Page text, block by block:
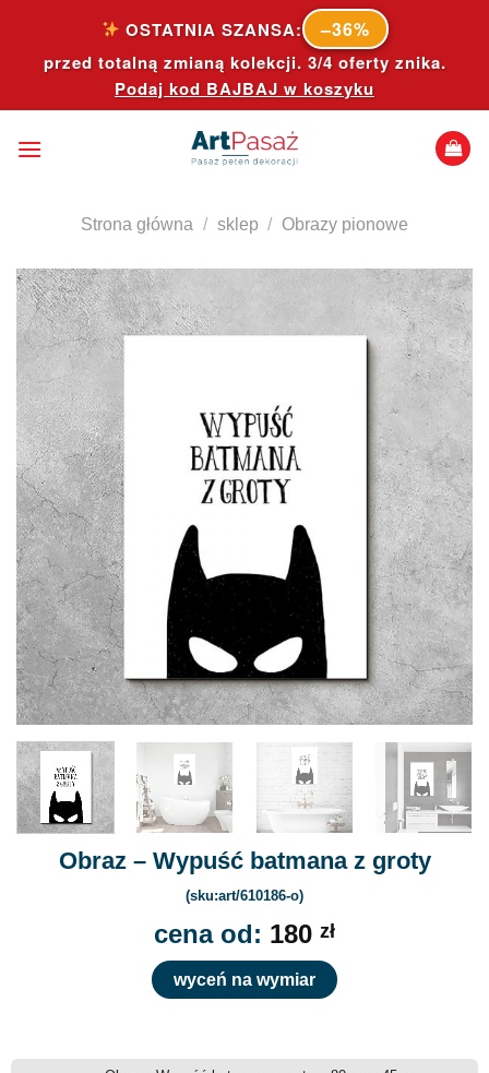
content
OSTATNIA SZANSA: –36%
przed totalną zmianą kolekcji. 3/4 oferty znika.
Podaj kod BAJBAJ w koszyku
Strona główna / sklep / Obrazy pionowe
Obraz – Wypuść batmana z groty
(sku:art/610186-o)
cena od: 180 zł
wyceń na wymiar